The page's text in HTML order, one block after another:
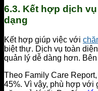
6.3. Kết hợp dịch
dạng
Kết hợp giúp việc với
biệt thự. Dịch vụ toàn
quản lý dễ dàng hơn.
Theo Family Care
45%. Vì vậy, phù hợp